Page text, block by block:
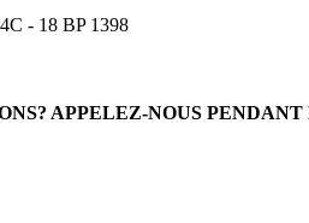
- 18 BP 1398
APPELEZ-NOUS